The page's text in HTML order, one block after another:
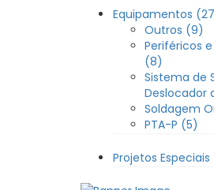
Equipamentos
Outros (9)
Periféricos
(8)
Sistema de
Deslocador
Soldagem
PTA-P (5)
Projetos